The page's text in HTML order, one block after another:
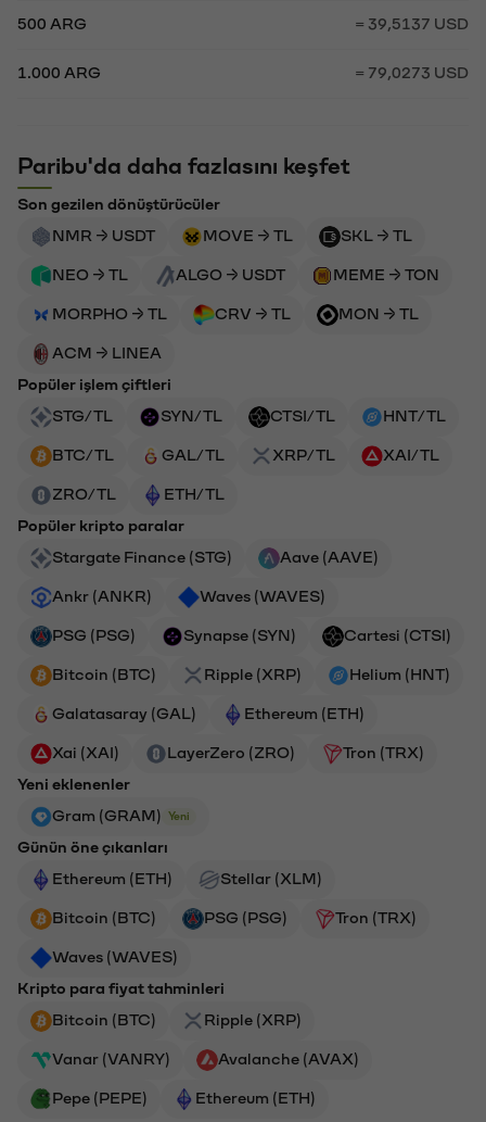
500 ARG = 39,5137 USD
1.000 ARG = 79,0273 USD
Paribu'da daha fazlasını keşfet
Son gezilen dönüştürücüler
NMR → USDT
MOVE → TL SKL → TL
NEO → TL ALGO → USDT MEME → TON
MORPHO → TL CRV → TL MON → TL
ACM → LINEA
Popüler işlem çiftleri
STG/TL
SYN/TL CTSI/TL HNT/TL
BTC/TL GAL/TL XRP/TL XAI/TL
ZRO/TL
ETH/TL
Popüler kripto paralar
Stargate Finance (STG)
Aave (AAVE)
Ankr (ANKR) Waves (WAVES)
PSG (PSG) Synapse (SYN) Cartesi (CTSI)
Bitcoin (BTC) Ripple (XRP) Helium (HNT)
Galatasaray (GAL) Ethereum (ETH)
Xai (XAI) LayerZero (ZRO)
Tron (TRX)
Yeni eklenenler
Gram (GRAM)
Yeni
Günün öne çıkanları
Ethereum (ETH)
Stellar (XLM)
Bitcoin (BTC) PSG (PSG) Tron (TRX)
Waves (WAVES)
Kripto para fiyat tahminleri
Bitcoin (BTC)
Ripple (XRP)
Vanar (VANRY) Avalanche (AVAX)
Pepe (PEPE) Ethereum (ETH)